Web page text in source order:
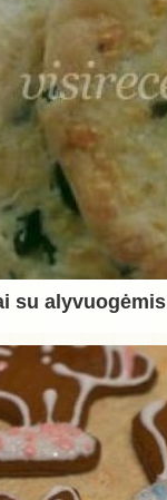
su alyvuogėmis